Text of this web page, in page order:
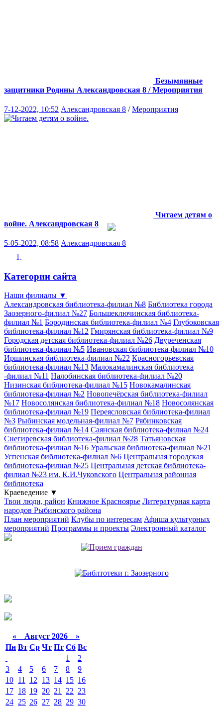
Безымянные
защитники Родины Александровская 8 / Мероприятия
7-12-2022, 10:52 Александровская 8 /Мероприятия
Читаем детям о
войне. Александровская 8
5-05-2022, 08:58 Александровская 8
Категории сайта
Наши филиалы ▼
Александровская библиотека-филиал №8 Библиотека города
Заозерного-филиал №27 Большеключинская библиотека-
филиал №1 Бородинская библиотека-филиал №4 Глубоковская
библиотека-филиал №12 Гмирянская библиотека-филиал №9
Городская детская библиотека-филиал №26 Двуреченская
библиотека-филиал №5 Ивановская библиотека-филиал №10
Иршинская библиотека-филиал №22 Красногорьевская
библиотека-филиал №13 Малокамалинская библиотека
-филиал №11 Налобинская библиотека-филиал №20
Низинская библиотека-филиал №15 Новокамалинская
библиотека-филиал №2 Новопечёрская библиотека-филиал
№17 Новосолянская библиотека-филиал №18 Новосолянская
библиотека-филиал №19 Переясловская библиотека-филиал
№3 Рыбинская модельная-филиал №7 Рябинковская
библиотека-филиал №14 Саянская библиотека-филиал №24
Снегиревская библиотека-филиал №28 Татьяновская
библиотека-филиал №16 Уральская библиотека-филиал №21
Успенская библиотека-филиал №6 Центральная городская
библиотека-филиал №25 Центральная детская библиотека-
филиал №23 им. К.И.Чуковского Центральная районная
библиотека
Краеведение ▼
Твои люди, район Книжное Красноярье Литературная карта
народов Рыбинского района
План мероприятий Клубы по интересам Афиша культурных
мероприятий Программы и проекты Электронный каталог
« Август 2026 »
Пн Вт Ср Чт Пт Сб Вс
1
2
3
4 5 6 7 8
9
10 11 12 13 14 15 16
17 18 19 20 21 22 23
24 25 26 27 28 29 30